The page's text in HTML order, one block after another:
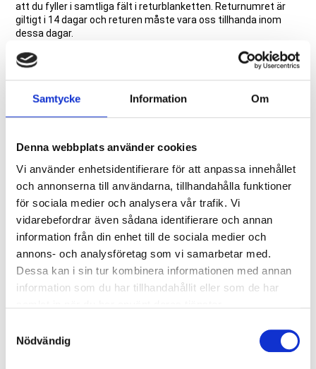
Samtycke Information Om
Denna webbplats använder cookies
Vi använder enhetsidentifierare för att anpassa innehållet
och annonserna till användarna, tillhandahålla funktioner
för sociala medier och analysera vår trafik. Vi
vidarebefordrar även sådana identifierare och annan
information från din enhet till de sociala medier och
annons- och analysföretag som vi samarbetar med.
Dessa kan i sin tur kombinera informationen med annan
information som du har tillhandahållit eller som de har
Nödvändig
att du fyller i samtliga fält i returblanketten. Returnumret är
giltigt i 14 dagar och returen måste vara oss tillhanda inom
dessa dagar.
mottagits och kontrollerats.
Vid retur MÅSTE alla produkter returneras i originalförpackningar
Tänk på att alltid skicka produkten i ytteremballage för att inte
skada originalförpackningen.
Bifoga en kopia av returbekräftelsen i returen och skicka den till
oss.
Returer som skickas in utan godkänt retur- eller
reklamationsnummer accepteras ej.